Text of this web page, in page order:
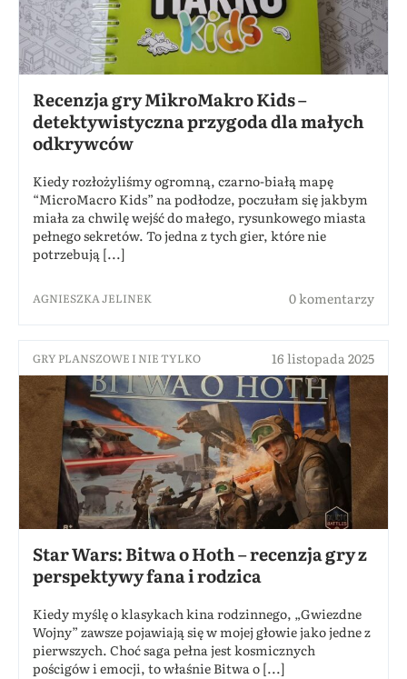
Recenzja gry MikroMakro Kids –
detektywistyczna przygoda dla małych
odkrywców
Kiedy rozłożyliśmy ogromną, czarno-białą mapę
“MicroMacro Kids” na podłodze, poczułam się jakbym
miała za chwilę wejść do małego, rysunkowego miasta
pełnego sekretów. To jedna z tych gier, które nie
potrzebują [...]
AGNIESZKA JELINEK 0 komentarzy
GRY PLANSZOWE I NIE TYLKO 16 listopada 2025
Star Wars: Bitwa o Hoth – recenzja gry z
perspektywy fana i rodzica
Kiedy myślę o klasykach kina rodzinnego, „Gwiezdne
Wojny” zawsze pojawiają się w mojej głowie jako jedne z
pierwszych. Choć saga pełna jest kosmicznych
pościgów i emocji, to właśnie Bitwa o [...]